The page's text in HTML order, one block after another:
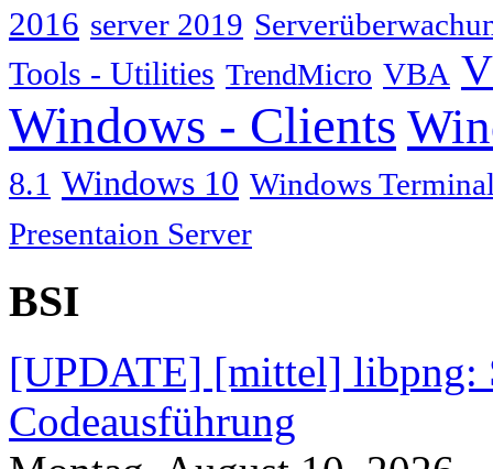
2016 server 2019
Tools - Utilities TrendMicro VBA
Windows - Clients
8.1 Windows 10 Windows
Presentaion Server
BSI
[UPDATE] [mittel] libpng:
Codeausführung